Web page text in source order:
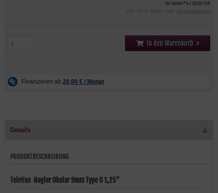
Sie sparen 7% / 38,00 EUR
inkl. 19 % MwSt. zzgl.
Versandkosten
In den Warenkorb
Details
PRODUKTBESCHREIBUNG
TeleVue Nagler Okular 9mm Type 6 1,25"